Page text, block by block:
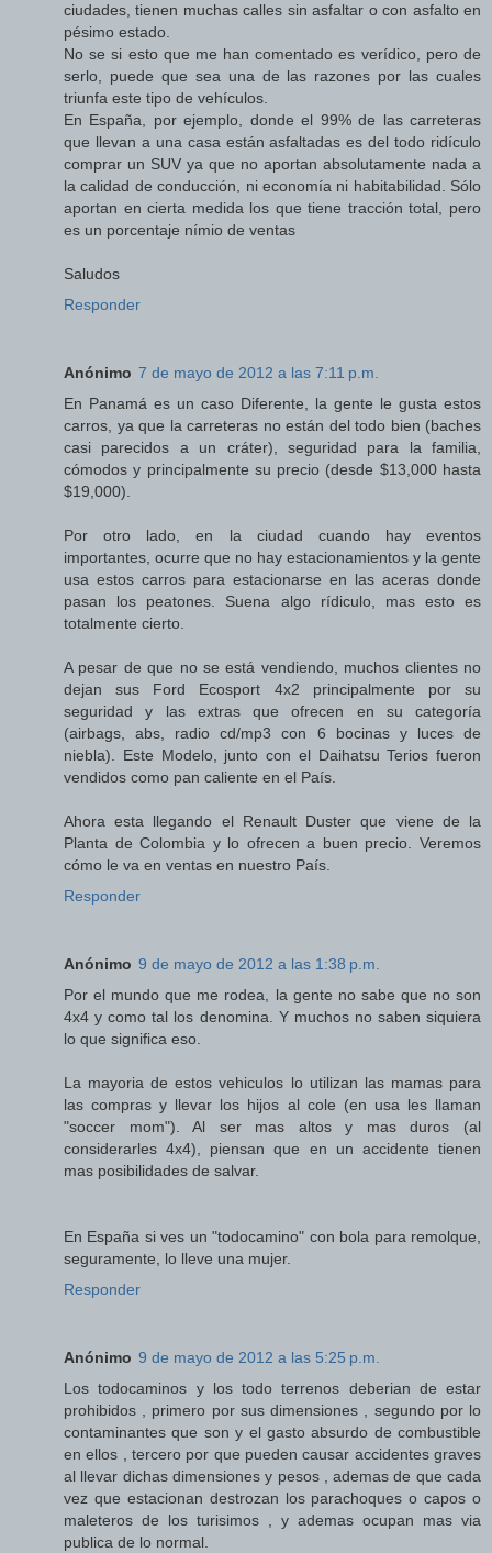
ciudades, tienen muchas calles sin asfaltar o con asfalto en
pésimo estado.
No se si esto que me han comentado es verídico, pero de
serlo, puede que sea una de las razones por las cuales
triunfa este tipo de vehículos.
En España, por ejemplo, donde el 99% de las carreteras
que llevan a una casa están asfaltadas es del todo ridículo
comprar un SUV ya que no aportan absolutamente nada a
la calidad de conducción, ni economía ni habitabilidad. Sólo
aportan en cierta medida los que tiene tracción total, pero
es un porcentaje nímio de ventas
Saludos
Responder
Anónimo 7 de mayo de 2012 a las 7:11 p.m.
En Panamá es un caso Diferente, la gente le gusta estos
carros, ya que la carreteras no están del todo bien (baches
casi parecidos a un cráter), seguridad para la familia,
cómodos y principalmente su precio (desde $13,000 hasta
$19,000).
Por otro lado, en la ciudad cuando hay eventos
importantes, ocurre que no hay estacionamientos y la gente
usa estos carros para estacionarse en las aceras donde
pasan los peatones. Suena algo rídiculo, mas esto es
totalmente cierto.
A pesar de que no se está vendiendo, muchos clientes no
dejan sus Ford Ecosport 4x2 principalmente por su
seguridad y las extras que ofrecen en su categoría
(airbags, abs, radio cd/mp3 con 6 bocinas y luces de
niebla). Este Modelo, junto con el Daihatsu Terios fueron
vendidos como pan caliente en el País.
Ahora esta llegando el Renault Duster que viene de la
Planta de Colombia y lo ofrecen a buen precio. Veremos
cómo le va en ventas en nuestro País.
Responder
Anónimo 9 de mayo de 2012 a las 1:38 p.m.
Por el mundo que me rodea, la gente no sabe que no son
4x4 y como tal los denomina. Y muchos no saben siquiera
lo que significa eso.
La mayoria de estos vehiculos lo utilizan las mamas para
las compras y llevar los hijos al cole (en usa les llaman
"soccer mom"). Al ser mas altos y mas duros (al
considerarles 4x4), piensan que en un accidente tienen
mas posibilidades de salvar.
En España si ves un "todocamino" con bola para remolque,
seguramente, lo lleve una mujer.
Responder
Anónimo 9 de mayo de 2012 a las 5:25 p.m.
Los todocaminos y los todo terrenos deberian de estar
prohibidos , primero por sus dimensiones , segundo por lo
contaminantes que son y el gasto absurdo de combustible
en ellos , tercero por que pueden causar accidentes graves
al llevar dichas dimensiones y pesos , ademas de que cada
vez que estacionan destrozan los parachoques o capos o
maleteros de los turisimos , y ademas ocupan mas via
publica de lo normal.